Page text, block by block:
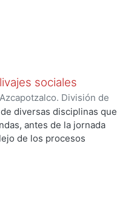
sociales
División de
;Tamayo, Sergio;
;Tejera Gaona,
;Devoto, Lisandro
diversas disciplinas que
antes de la jornada
de los procesos